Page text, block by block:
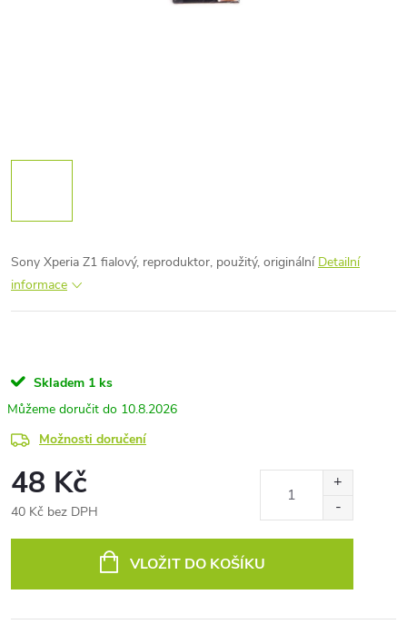
Sony Xperia Z1 fialový, reproduktor, použitý, originální Detailní
informace
Skladem 1 ks
10.8.2026
Možnosti doručení
48 Kč
40 Kč bez DPH
VLOŽIT DO KOŠÍKU